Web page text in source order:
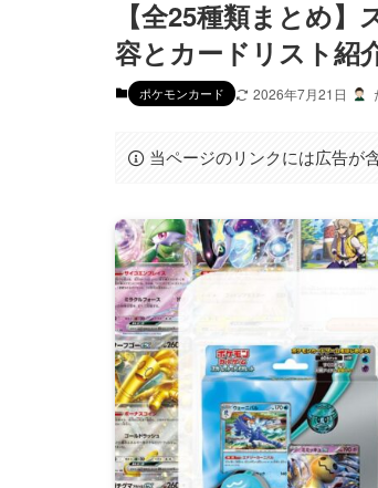
【全25種類まとめ
容とカードリスト紹
ポケモンカード 2026年7月21日
当ページのリンクには広告が